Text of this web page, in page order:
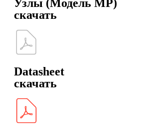
Узлы (Модель MP)
скачать
Datasheet
скачать